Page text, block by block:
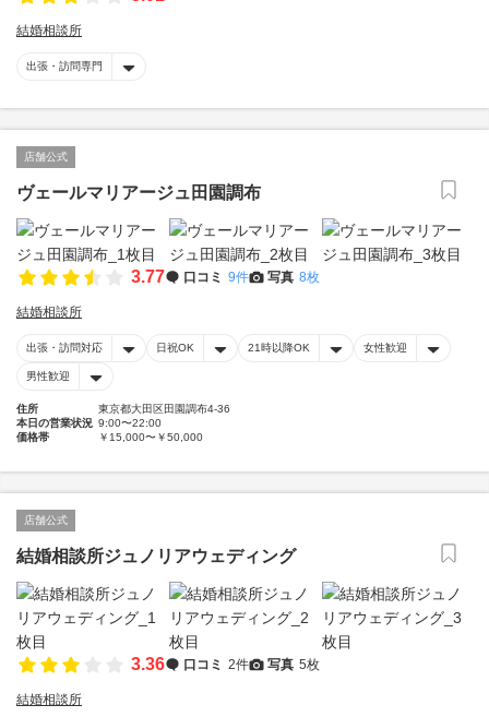
結婚相談所
出張・訪問専門
店舗公式
ヴェールマリアージュ田園調布
3.77 口コミ 9件 写真 8枚
結婚相談所
出張・訪問対応 日祝OK 21時以降OK 女性歓迎
男性歓迎
住所
東京都大田区田園調布4-36
本日の営業状況 9:00〜22:00
価格帯
￥15,000〜￥50,000
店舗公式
結婚相談所ジュノリアウェディング
3.36 口コミ 2件 写真 5枚
結婚相談所